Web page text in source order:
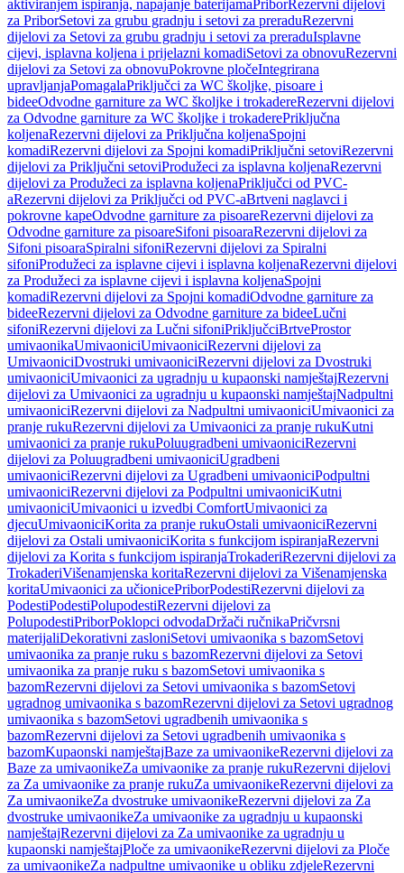
aktiviranjem ispiranja, napajanje baterijamaPriborRezervni dijelovi
za PriborSetovi za grubu gradnju i setovi za preraduRezervni
dijelovi za Setovi za grubu gradnju i setovi za preraduIsplavne
cijevi, isplavna koljena i prijelazni komadiSetovi za obnovuRezervni
dijelovi za Setovi za obnovuPokrovne pločeIntegrirana
upravljanjaPomagalaPriključci za WC školjke, pisoare i
bideeOdvodne garniture za WC školjke i trokadereRezervni dijelovi
za Odvodne garniture za WC školjke i trokaderePriključna
koljenaRezervni dijelovi za Priključna koljenaSpojni
komadiRezervni dijelovi za Spojni komadiPriključni setoviRezervni
dijelovi za Priključni setoviProdužeci za isplavna koljenaRezervni
dijelovi za Produžeci za isplavna koljenaPriključci od PVC-
aRezervni dijelovi za Priključci od PVC-aBrtveni naglavci i
pokrovne kapeOdvodne garniture za pisoareRezervni dijelovi za
Odvodne garniture za pisoareSifoni pisoaraRezervni dijelovi za
Sifoni pisoaraSpiralni sifoniRezervni dijelovi za Spiralni
sifoniProdužeci za isplavne cijevi i isplavna koljenaRezervni dijelovi
za Produžeci za isplavne cijevi i isplavna koljenaSpojni
komadiRezervni dijelovi za Spojni komadiOdvodne garniture za
bideeRezervni dijelovi za Odvodne garniture za bideeLučni
sifoniRezervni dijelovi za Lučni sifoniPriključciBrtveProstor
umivaonikaUmivaoniciUmivaoniciRezervni dijelovi za
UmivaoniciDvostruki umivaoniciRezervni dijelovi za Dvostruki
umivaoniciUmivaonici za ugradnju u kupaonski namještajRezervni
dijelovi za Umivaonici za ugradnju u kupaonski namještajNadpultni
umivaoniciRezervni dijelovi za Nadpultni umivaoniciUmivaonici za
pranje rukuRezervni dijelovi za Umivaonici za pranje rukuKutni
umivaonici za pranje rukuPoluugradbeni umivaoniciRezervni
dijelovi za Poluugradbeni umivaoniciUgradbeni
umivaoniciRezervni dijelovi za Ugradbeni umivaoniciPodpultni
umivaoniciRezervni dijelovi za Podpultni umivaoniciKutni
umivaoniciUmivaonici u izvedbi ComfortUmivaonici za
djecuUmivaoniciKorita za pranje rukuOstali umivaoniciRezervni
dijelovi za Ostali umivaoniciKorita s funkcijom ispiranjaRezervni
dijelovi za Korita s funkcijom ispiranjaTrokaderiRezervni dijelovi za
TrokaderiVišenamjenska koritaRezervni dijelovi za Višenamjenska
koritaUmivaonici za učionicePriborPodestiRezervni dijelovi za
PodestiPodestiPolupodestiRezervni dijelovi za
PolupodestiPriborPoklopci odvodaDržači ručnikaPričvrsni
materijaliDekorativni zasloniSetovi umivaonika s bazomSetovi
umivaonika za pranje ruku s bazomRezervni dijelovi za Setovi
umivaonika za pranje ruku s bazomSetovi umivaonika s
bazomRezervni dijelovi za Setovi umivaonika s bazomSetovi
ugradnog umivaonika s bazomRezervni dijelovi za Setovi ugradnog
umivaonika s bazomSetovi ugradbenih umivaonika s
bazomRezervni dijelovi za Setovi ugradbenih umivaonika s
bazomKupaonski namještajBaze za umivaonikeRezervni dijelovi za
Baze za umivaonikeZa umivaonike za pranje rukuRezervni dijelovi
za Za umivaonike za pranje rukuZa umivaonikeRezervni dijelovi za
Za umivaonikeZa dvostruke umivaonikeRezervni dijelovi za Za
dvostruke umivaonikeZa umivaonike za ugradnju u kupaonski
namještajRezervni dijelovi za Za umivaonike za ugradnju u
kupaonski namještajPloče za umivaonikeRezervni dijelovi za Ploče
za umivaonikeZa nadpultne umivaonike u obliku zdjeleRezervni